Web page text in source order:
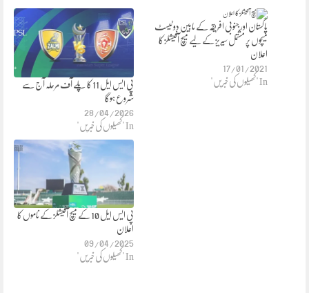
پی ایس ایل 11 کا پلے آف مرحلہ آج سے
شروع ہوگا
28/04/2026
In "کھیلوں کی خبریں"
پاکستان اور جنوبی افریقہ کے مابین دو ٹیسٹ
میچوں پر مشتمل سیریز کے لیے میچ آفیشلز کا
اعلان
17/01/2021
In "کھیلوں کی خبریں"
پی ایس ایل 10 کے میچ آفیشلز کے ناموں کا
اعلان
09/04/2025
In "کھیلوں کی خبریں"